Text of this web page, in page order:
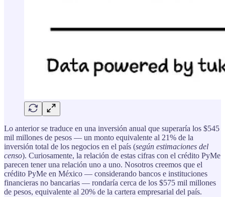
Lo anterior se traduce en una inversión anual que superaría los $545
mil millones de pesos — un monto equivalente al 21% de la
inversión total de los negocios en el país (según estimaciones del
censo). Curiosamente, la relación de estas cifras con el crédito PyMe
parecen tener una relación uno a uno. Nosotros creemos que el
crédito PyMe en México — considerando bancos e instituciones
financieras no bancarias — rondaría cerca de los $575 mil millones
de pesos, equivalente al 20% de la cartera empresarial del país.